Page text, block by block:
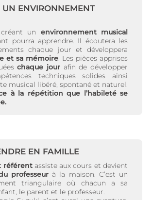
UN ENVIRONNEMENT
un environnement musical
pourra apprendre. Il écoutera les
chaque jour et développera
et sa mémoire. Les pièces apprises
chaque jour afin de développer
techniques solides ainsi
musical libéré, spontané et naturel.
à la répétition que l’habileté se
EN FAMILLE
référentassiste aux cours et devient
professeurà la maison. C’est un
triangulaire où chacun a sa
le parent et le professeur.